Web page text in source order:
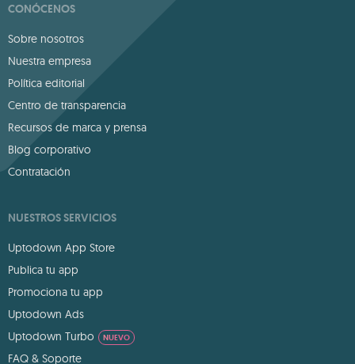
CONÓCENOS
Sobre nosotros
Nuestra empresa
Política editorial
Centro de transparencia
Recursos de marca y prensa
Blog corporativo
Contratación
NUESTROS SERVICIOS
Uptodown App Store
Publica tu app
Promociona tu app
Uptodown Ads
Uptodown Turbo
NUEVO
FAQ & Soporte